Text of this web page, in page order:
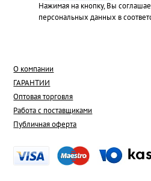
Нажимая на кнопку, Вы
персональных данных в
О компании
ГАРАНТИИ
Оптовая торговля
Работа с поставщиками
Публичная оферта